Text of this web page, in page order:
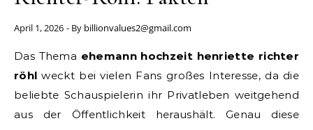
April 1, 2026 - By billionvalues2@gmail.com
Das Thema ehemann hochzeit henriette richter
röhl weckt bei vielen Fans großes Interesse, da die
beliebte Schauspielerin ihr Privatleben weitgehend
aus der Öffentlichkeit heraushält. Genau diese